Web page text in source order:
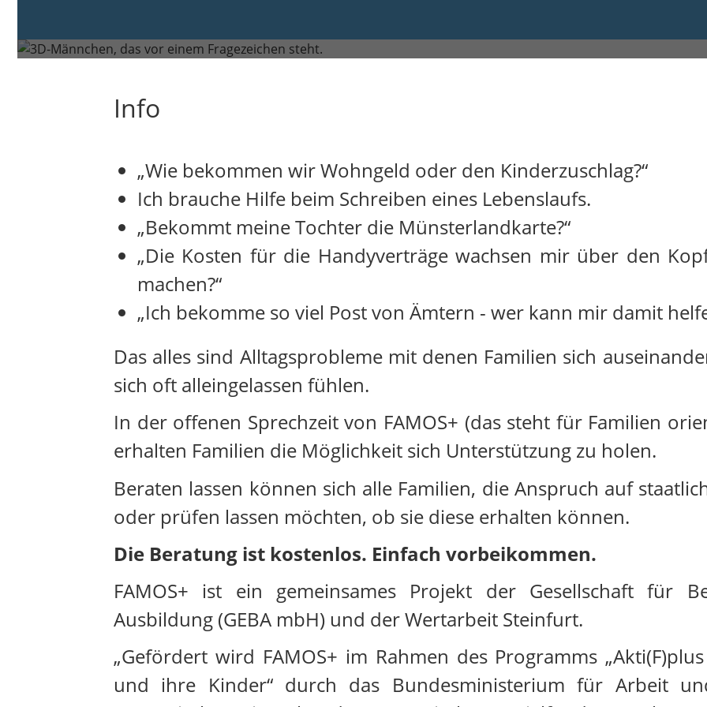
Info
„Wie bekommen wir Wohngeld oder den Kinderzuschlag?“
Ich brauche Hilfe beim Schreiben eines Lebenslaufs.
„Bekommt meine Tochter die Münsterlandkarte?“
„Die Kosten für die Handyverträge wachsen mir über den
machen?“
„Ich bekomme so viel Post von Ämtern - wer kann mir damit
Das alles sind Alltagsprobleme mit denen Familien sich
sich oft alleingelassen fühlen.
In der offenen Sprechzeit von FAMOS+ (das steht für Familien
erhalten Familien die Möglichkeit sich Unterstützung zu holen.
Beraten lassen können sich alle Familien, die Anspruch auf
oder prüfen lassen möchten, ob sie diese erhalten können.
Die Beratung ist kostenlos. Einfach vorbeikommen.
FAMOS+ ist ein gemeinsames Projekt der Gesellschaft für
Ausbildung (GEBA mbH) und der Wertarbeit Steinfurt.
„Gefördert wird FAMOS+ im Rahmen des Programms
und ihre Kinder“ durch das Bundesministerium für Arbeit